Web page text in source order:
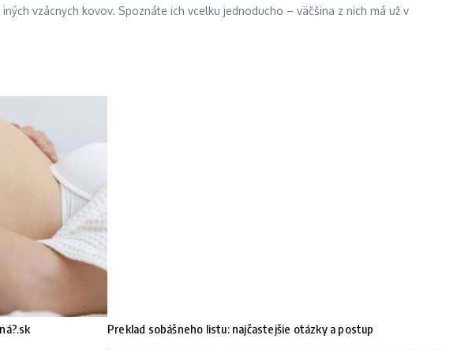
vzácnych kovov. Spoznáte ich vcelku jednoducho – väčšina z nich má už v
Preklad sobášneho listu: najčastejšie otázky a postup